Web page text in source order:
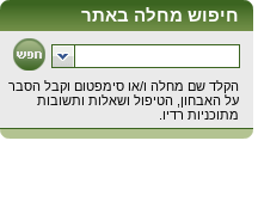
חיפוש מחלה באתר
הקלד שם מחלה ו/או סימפטום וקבל הסבר
על האבחון, הטיפול ושאלות ותשובות
מתוכניות רדיו.